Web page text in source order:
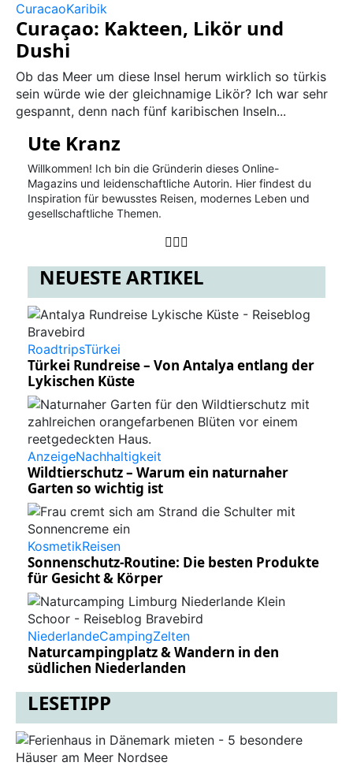
CuracaoKaribik
Curaçao: Kakteen, Likör und
Dushi
Ob das Meer um diese Insel herum wirklich so türkis
sein würde wie der gleichnamige Likör? Ich war sehr
gespannt, denn nach fünf karibischen Inseln...
Ute Kranz
Willkommen! Ich bin die Gründerin dieses Online-
Magazins und leidenschaftliche Autorin. Hier findest du
Inspiration für bewusstes Reisen, modernes Leben und
gesellschaftliche Themen.
NEUESTE ARTIKEL
RoadtripsTürkei
Türkei Rundreise – Von Antalya entlang der
Lykischen Küste
AnzeigeNachhaltigkeit
Wildtierschutz – Warum ein naturnaher
Garten so wichtig ist
KosmetikReisen
Sonnenschutz-Routine: Die besten Produkte
für Gesicht & Körper
NiederlandeCampingZelten
Naturcampingplatz & Wandern in den
südlichen Niederlanden
LESETIPP